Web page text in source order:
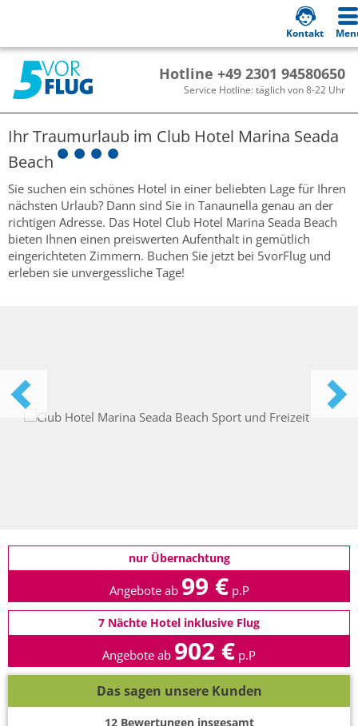
Hotline +49 2301 94580650
Service Hotline: täglich von 8-22 Uhr
Kontakt
Ihr Traumurlaub im Club Hotel Marina Seada
Beach
Sie suchen ein schönes Hotel in einer beliebten Lage für Ihren
nächsten Urlaub? Dann sind Sie in Tanaunella genau an der
richtigen Adresse. Das Hotel Club Hotel Marina Seada Beach
bieten Ihnen einen preiswerten Aufenthalt in gemütlich
eingerichteten Zimmern. Buchen Sie jetzt bei 5vorFlug und
erleben sie unvergessliche Tage!
nur Übernachtung
Angebote ab 99 € p.P
7 Nächte Hotel inklusive Flug
Angebote ab 902 € p.P
Das sagen unsere Kunden
12Bewertungen insgesamt